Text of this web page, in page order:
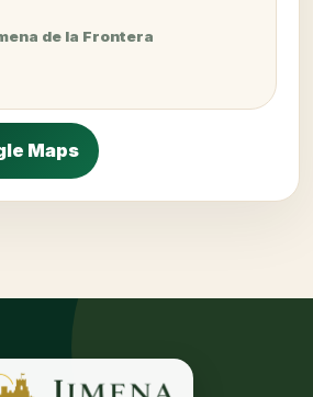
de la Frontera
Maps